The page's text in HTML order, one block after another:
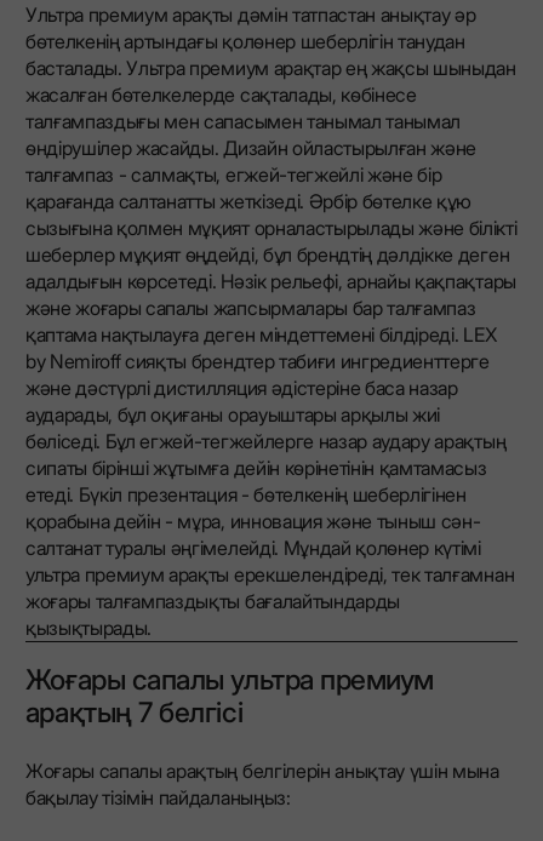
Ультра премиум арақты дәмін татпастан анықтау әр
бөтелкенің артындағы қолөнер шеберлігін танудан
басталады. Ультра премиум арақтар ең жақсы шыныдан
жасалған бөтелкелерде сақталады, көбінесе
талғампаздығы мен сапасымен танымал танымал
өндірушілер жасайды. Дизайн ойластырылған және
талғампаз - салмақты, егжей-тегжейлі және бір
қарағанда салтанатты жеткізеді. Әрбір бөтелке құю
сызығына қолмен мұқият орналастырылады және білікті
шеберлер мұқият өңдейді, бұл брендтің дәлдікке деген
адалдығын көрсетеді. Нәзік рельефі, арнайы қақпақтары
және жоғары сапалы жапсырмалары бар талғампаз
қаптама нақтылауға деген міндеттемені білдіреді. LEX
by Nemiroff сияқты брендтер табиғи ингредиенттерге
және дәстүрлі дистилляция әдістеріне баса назар
аударады, бұл оқиғаны орауыштары арқылы жиі
бөліседі. Бұл егжей-тегжейлерге назар аудару арақтың
сипаты бірінші жұтымға дейін көрінетінін қамтамасыз
етеді. Бүкіл презентация - бөтелкенің шеберлігінен
қорабына дейін - мұра, инновация және тыныш сән-
салтанат туралы әңгімелейді. Мұндай қолөнер күтімі
ультра премиум арақты ерекшелендіреді, тек талғамнан
жоғары талғампаздықты бағалайтындарды
қызықтырады.
Жоғары сапалы ультра премиум
арақтың 7 белгісі
Жоғары сапалы арақтың белгілерін анықтау үшін мына
бақылау тізімін пайдаланыңыз: